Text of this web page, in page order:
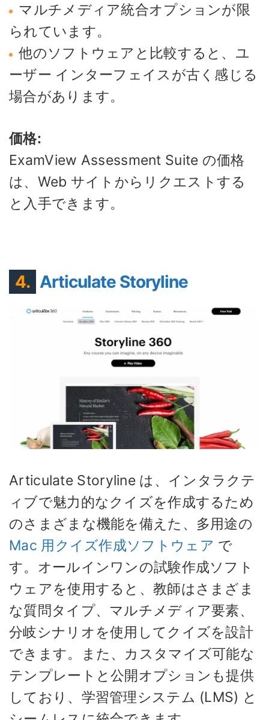
マルチメディア統合オプションが限
られています。
他のソフトウェアと比較すると、ユ
ーザー インターフェイスが古く感じる
場合があります。
価格:
ExamView Assessment Suite の価格
は、Web サイトからリクエストする
と入手できます。
4. Articulate Storyline
Articulate Storyline は、インタラクテ
ィブで魅力的なクイズを作成するため
のさまざまな機能を備えた、多用途の
Mac 用クイズ作成ソフトウェア で
す。オールインワンの試験作成ソフト
ウェアを使用すると、教師はさまざま
な質問タイプ、マルチメディア要素、
分岐シナリオを使用してクイズを設計
できます。また、カスタマイズ可能な
テンプレートと公開オプションも提供
しており、学習管理システム (LMS) と